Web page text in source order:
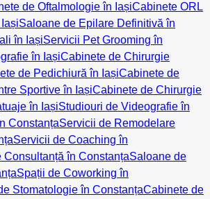
de Oftalmologie în IașiCabinete ORL
Saloane de Epilare Definitivă în
în IașiServicii Pet Grooming în
în IașiCabinete de Chirurgie
de Pedichiură în IașiCabinete de
Sportive în IașiCabinete de Chirurgie
în IașiStudiouri de Videografie în
ConstanțaServicii de Remodelare
Servicii de Coaching în
Consultanță în ConstanțaSaloane de
Spații de Coworking în
Stomatologie în ConstanțaCabinete de